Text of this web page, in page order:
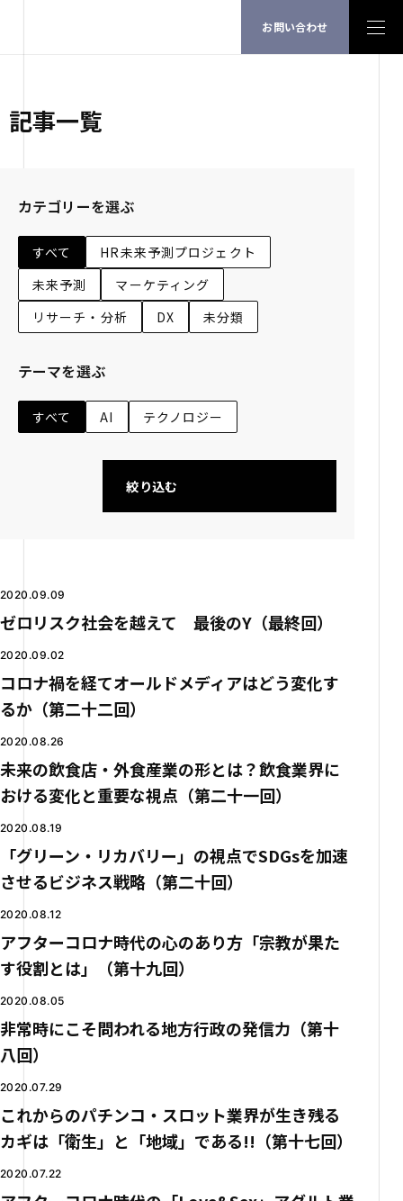
お問い合わせ
記事一覧
カテゴリーを選ぶ
すべて
HR未来予測プロジェクト
未来予測
マーケティング
リサーチ・分析
DX 未分類
テーマを選ぶ
すべて AI テクノロジー
絞り込む
2020.09.09
ゼロリスク社会を越えて 最後のY（最終回）
2020.09.02
コロナ禍を経てオールドメディアはどう変化す
るか（第二十二回）
2020.08.26
未来の飲食店・外食産業の形とは？飲食業界に
おける変化と重要な視点（第二十一回）
2020.08.19
「グリーン・リカバリー」の視点でSDGsを加速
させるビジネス戦略（第二十回）
2020.08.12
アフターコロナ時代の心のあり方「宗教が果た
す役割とは」（第十九回）
2020.08.05
非常時にこそ問われる地方行政の発信力（第十
八回）
2020.07.29
これからのパチンコ・スロット業界が生き残る
カギは「衛生」と「地域」である!!（第十七回）
2020.07.22